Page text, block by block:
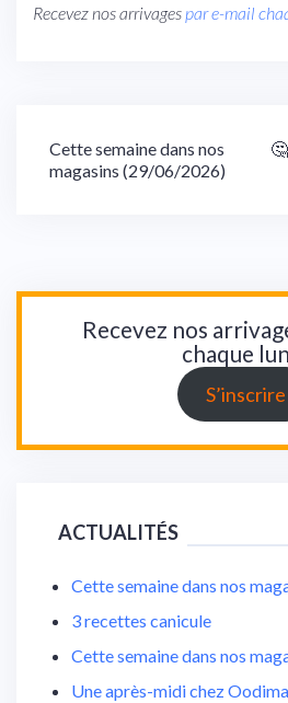
Recevez nos arrivages par e-mail
Navigation
de
Cette semaine dans nos
magasins (29/06/2026)
Recevez nos
chaque
S’inscrire
ACTUALITÉS
Cette semaine dans nos
3 recettes canicule
Cette semaine dans nos
Une après-midi chez